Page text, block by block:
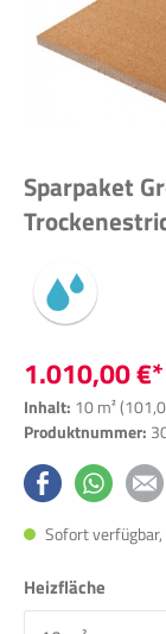
Sparpaket
1.010,00 €*
Inhalt: 10 m²
Produktnummer:
Sofort
Heizfläche